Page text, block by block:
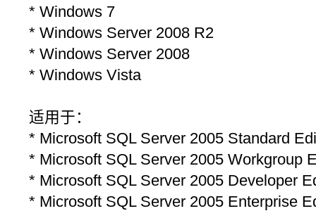
* Windows 7
* Windows Server 2008 R2
* Windows Server 2008
* Windows Vista
适用于：
* Microsoft SQL Server 2005 Standard
* Microsoft SQL Server 2005 Workgroup
* Microsoft SQL Server 2005 Developer
* Microsoft SQL Server 2005 Enterprise